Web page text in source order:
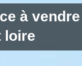
à
loire